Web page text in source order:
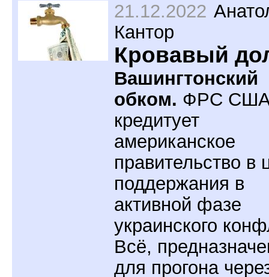
21.12.2022
Кантор
Кровавый
Вашингтонский
обком. ФРС
кредитует
американское
правительство в
поддержания в
активной фазе
украинского
Всё,
для прогона